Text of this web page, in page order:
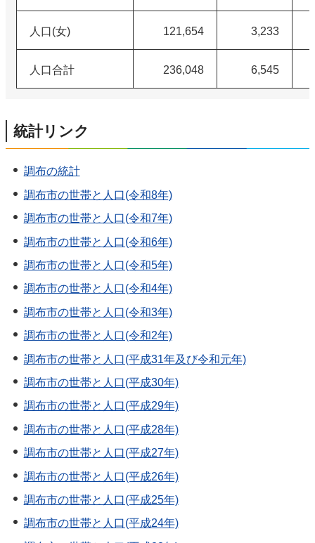
人口(女) 121,654 3,233
人口合計 236,048 6,545
統計リンク
調布の統計
調布市の世帯と人口(令和8年)
調布市の世帯と人口(令和7年)
調布市の世帯と人口(令和6年)
調布市の世帯と人口(令和5年)
調布市の世帯と人口(令和4年)
調布市の世帯と人口(令和3年)
調布市の世帯と人口(令和2年)
調布市の世帯と人口(平成31年及び令和元年)
調布市の世帯と人口(平成30年)
調布市の世帯と人口(平成29年)
調布市の世帯と人口(平成28年)
調布市の世帯と人口(平成27年)
調布市の世帯と人口(平成26年)
調布市の世帯と人口(平成25年)
調布市の世帯と人口(平成24年)